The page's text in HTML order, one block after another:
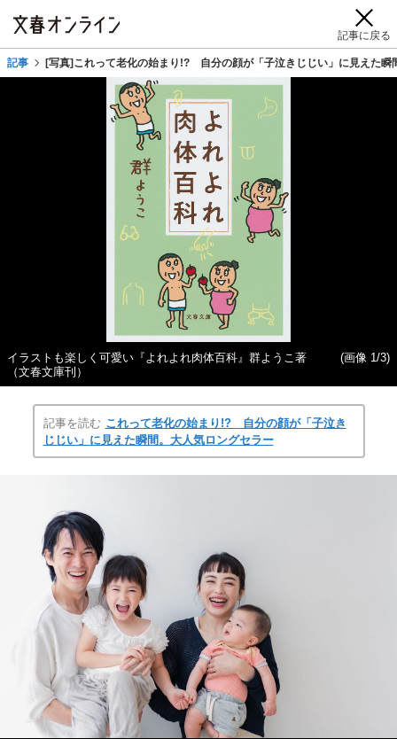
記事に戻る
記事 [写真]これって老化の始まり!? 自分の顔が「子泣きじじい」に見えた瞬
イラストも楽しく可愛い『よれよれ肉体百科』群ようこ著
（文春文庫刊）
(画像 1/3)
記事を読む これって老化の始まり!? 自分の顔が「子泣き
じじい」に見えた瞬間。大人気ロングセラー